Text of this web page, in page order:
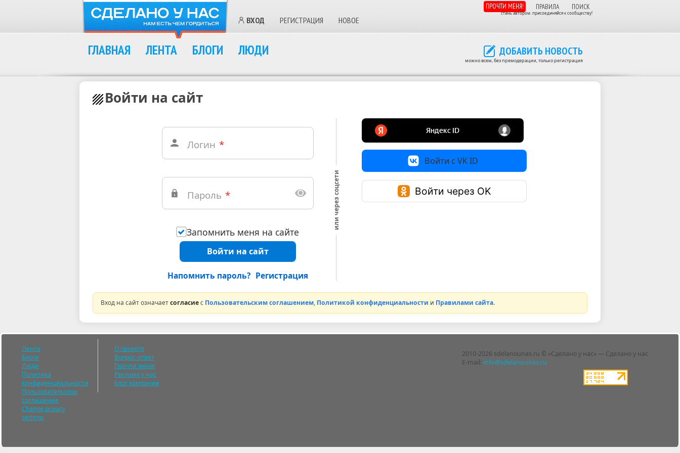
ВХОД РЕГИСТРАЦИЯ НОВОЕ
ПРОЧТИ МЕНЯ! ПРАВИЛА ПОИСК
стань автором. присоединяйся к сообществу!
ДОБАВИТЬ НОВОСТЬ
можно всем, без премодерации, только регистрация
ГЛАВНАЯ ЛЕНТА БЛОГИ ЛЮДИ
Войти на сайт
Логин *
Пароль *
Запомнить меня на сайте
Войти на сайт
Напомнить пароль? Регистрация
или через соцсети
Войти с VK ID
Войти через OK
Вход на сайт означаетсогласиес Пользовательским соглашением, Политикой конфиденциальности и Правилами сайта.
2010-2026 sdelanounas.ru © «Сделано у нас» — Сделано у нас
E-mail: info@sdelanounas.ru
Лента
Блоги
Люди
Политика
конфиденциальности
Пользовательское
соглашение
Change privacy
settings
О проекте
Вопрос-ответ
Прочти меня!
Реклама у нас
Блог компании